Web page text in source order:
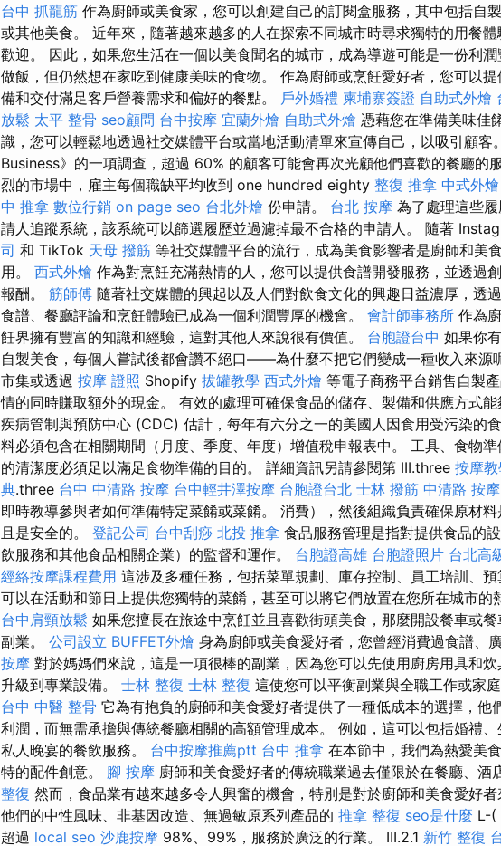
台中 抓龍筋 作為廚師或美食家，您可以創建自己的訂閱盒服務，其中包括自
或其他美食。 近年來，隨著越來越多的人在探索不​​同城市時尋求獨特的用餐
歡迎。 因此，如果您生活在一個以美食聞名的城市，成為導遊可能是一份利
做飯，但仍然想在家吃到健康美味的食物。 作為廚師或烹飪愛好者，您可以
備和交付滿足客戶營養需求和偏好的餐點。 戶外婚禮 柬埔寨簽證 自助式外燴
放鬆 太平 整骨 seo顧問 台中按摩 宜蘭外燴 自助式外燴 憑藉您在準備美味佳
識，您可以輕鬆地透過社交媒體平台或當地活動清單來宣傳自己，以吸引顧客
Business》的一項調查，超過 60% 的顧客可能會再次光顧他們喜歡的餐廳的
烈的市場中，雇主每個職缺平均收到 one hundred eighty 整復 推拿 中式外燴
中 推拿 數位行銷 on page seo 台北外燴 份申請。 台北 按摩 為了處理這些
請人追蹤系統，該系統可以篩選履歷並過濾掉最不合格的申請人。 隨著
司 和 TikTok 天母 撥筋 等社交媒體平台的流行，成為美食影響者是廚師和美
用。 西式外燴 作為對烹飪充滿熱情的人，您可以提供食譜開發服務，並透過
報酬。 筋師傅 隨著社交媒體的興起以及人們對飲食文化的興趣日益濃厚，透
食譜、餐廳評論和烹飪體驗已成為一個利潤豐厚的機會。 會計師事務所 作為
飪界擁有豐富的知識和經驗，這對其他人來說很有價值。 台胞證台中 如果你
自製美食，每個人嘗試後都會讚不絕口——為什麼不把它們變成一種收入來源
市集或透過 按摩 證照 Shopify 拔罐教學 西式外燴 等電子商務平台銷售自製
情的同時賺取額外的現金。 有效的處理可確保食品的儲存、製備和供應方式
疾病管制與預防中心 (CDC) 估計，每年有六分之一的美國人因食用受污染的
料必須包含在相關期間（月度、季度、年度）增值稅申報表中。 工具、食物
的清潔度必須足以滿足食物準備的目的。 詳細資訊另請參閱第 III.three 按摩
典.three 台中 中清路 按摩 台中輕井澤按摩 台胞證台北 士林 撥筋 中清路 按摩
即時教導參與者如何準備特定菜餚或菜餚。 消費），然後組織負責確保原材
且是安全的。 登記公司 台中刮痧 北投 推拿 食品服務管理是指對提供食品的
飲服務和其他食品相關企業）的監督和運作。 台胞證高雄 台胞證照片 台北高
經絡按摩課程費用 這涉及多種任務，包括菜單規劃、庫存控制、員工培訓、
可以在活動和節日上提供您獨特的菜餚，甚至可以將它們放置在您所在城市的
台中肩頸放鬆 如果您擅長在旅途中烹飪並且喜歡街頭美食，那麼開設餐車或
副業。 公司設立 BUFFET外燴 身為廚師或美食愛好者，您曾經消費過食譜、
按摩 對於媽媽們來說，這是一項很棒的副業，因為您可以先使用廚房用具和
升級到專業設備。 士林 整復 士林 整復 這使您可以平衡副業與全職工作或家
台中 中醫 整骨 它為有抱負的廚師和美食愛好者提供了一種低成本的選擇，他
利潤，而無需承擔與傳統餐廳相關的高額管理成本。 例如，這可以包括婚禮
私人晚宴的餐飲服務。 台中按摩推薦ptt 台中 推拿 在本節中，我們為熱愛美
特的配件創意。 腳 按摩 廚師和美食愛好者的傳統職業過去僅限於在餐廳、酒
整復 然而，食品業有越來越多令人興奮的機會，特別是對於廚師和美食愛好者
他們的中性風味、非基因改造、無過敏原系列產品的 推拿 整復 seo是什麼 L-(
超過 local seo 沙鹿按摩 98%、99%，服務於廣泛的行業。 III.2.1 新竹 整復